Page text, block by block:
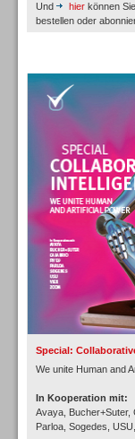
Und
hier können
bestellen oder
Special:
We unite Human and
In Kooperation mit:
Avaya, Bucher+Suter,
Parloa, Sogedes,
Personal
Inbound